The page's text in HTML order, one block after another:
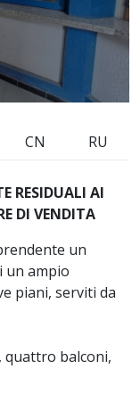
CN RU
RESIDUALI AI
DI VENDITA
un
un ampio
piani, serviti da
quattro balconi,